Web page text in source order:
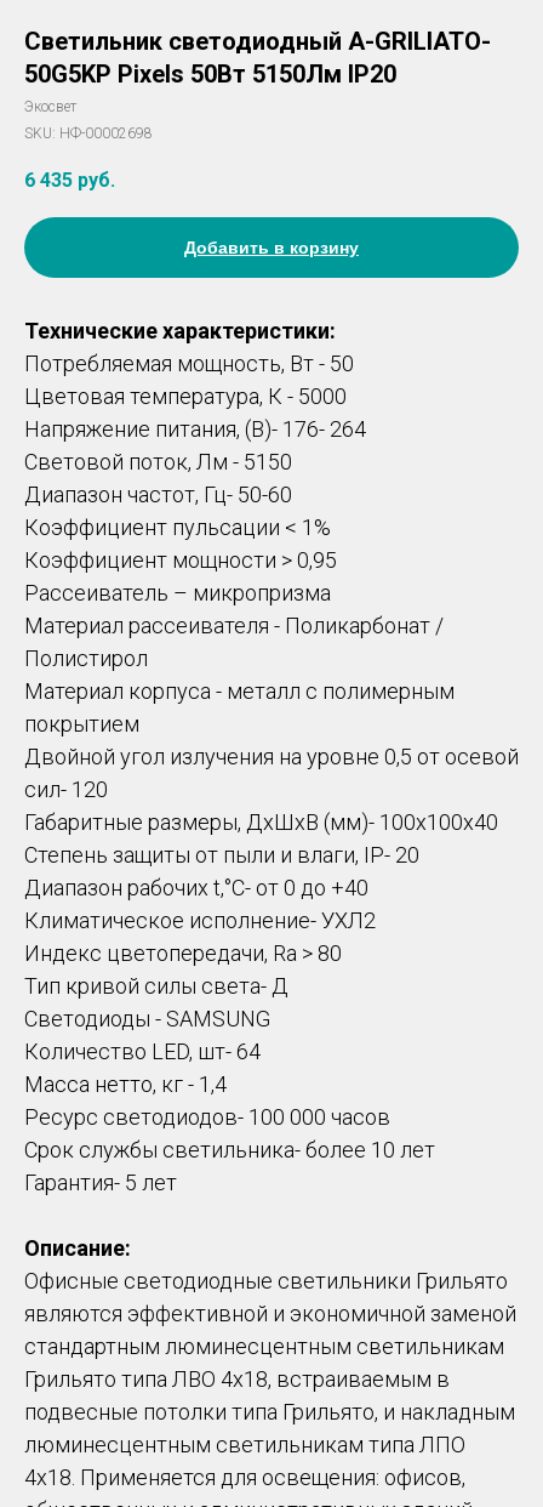
Светильник светодиодный A-GRILIATO-
50G5KP Pixels 50Вт 5150Лм IP20
Экосвет
SKU: НФ-00002698
6 435 руб.
Добавить в корзину
Технические характеристики:
Потребляемая мощность, Вт - 50
Цветовая температура, К - 5000
Напряжение питания, (В)- 176- 264
Световой поток, Лм - 5150
Диапазон частот, Гц- 50-60
Коэффициент пульсации < 1%
Коэффициент мощности > 0,95
Рассеиватель – микропризма
Материал рассеивателя - Поликарбонат /
Полистирол
Материал корпуса - металл с полимерным
покрытием
Двойной угол излучения на уровне 0,5 от осевой
сил- 120
Габаритные размеры, ДхШхВ (мм)- 100х100х40
Степень защиты от пыли и влаги, IP- 20
Диапазон рабочих t,°C- от 0 до +40
Климатическое исполнение- УХЛ2
Индекс цветопередачи, Ra > 80
Тип кривой силы света- Д
Светодиоды - SAMSUNG
Количество LED, шт- 64
Масса нетто, кг - 1,4
Ресурс светодиодов- 100 000 часов
Срок службы светильника- более 10 лет
Гарантия- 5 лет
Описание:
Офисные светодиодные светильники Грильято
являются эффективной и экономичной заменой
стандартным люминесцентным светильникам
Грильято типа ЛВО 4х18, встраиваемым в
подвесные потолки типа Грильято, и накладным
люминесцентным светильникам типа ЛПО
4х18. Применяется для освещения: офисов,